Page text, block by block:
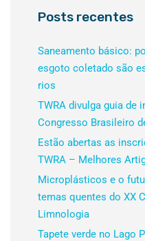
Posts recentes
Saneamento básico:
esgoto coletado são
rios
TWRA divulga guia de
Congresso Brasileiro
Estão abertas as
TWRA – Melhores
Microplásticos e o
temas quentes do XX
Limnologia
Tapete verde no Lago